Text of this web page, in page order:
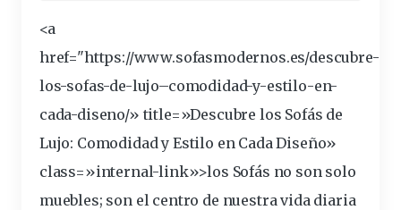
<a
href="https://www.sofasmodernos.es/descubre-
los-sofas-de-lujo–comodidad-y-estilo-en-
cada-diseno/» title=»Descubre los Sofás de
Lujo: Comodidad y Estilo en Cada Diseño»
class=»internal-link»>los Sofás no son solo
muebles; son el centro de nuestravida diaria